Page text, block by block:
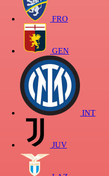
FRO
GEN
INT
JUV